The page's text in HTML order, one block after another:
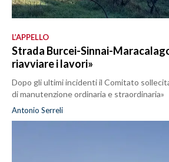
L’APPELLO
Strada Burcei-Sinnai-
riavviare i lavori»
Dopo gli ultimi incidenti il Comitato
di manutenzione ordinaria e straordinaria»
Antonio Serreli